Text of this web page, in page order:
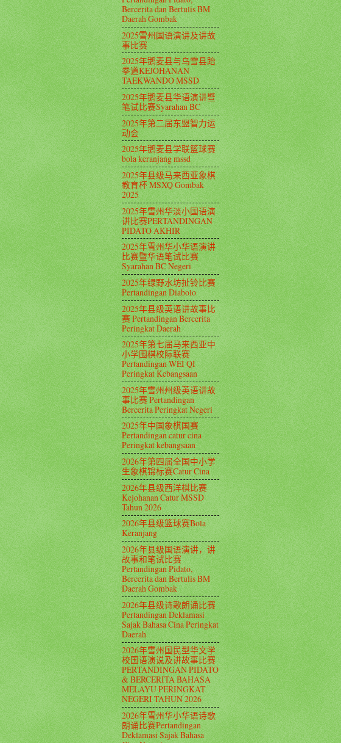
Bercerita dan Bertulis BM
Daerah Gombak
2025雪州国语演讲及讲故
事比赛
2025年鹅麦县与乌雪县跆
拳道KEJOHANAN
TAEKWANDO MSSD
2025年鹅麦县华语演讲暨
笔试比赛Syarahan BC
2025年第二届东盟智力运
动会
2025年鹅麦县学联篮球赛
bola keranjang mssd
2025年县级马来西亚象棋
教育杯 MSXQ Gombak
2025
2025年雪州华淡小国语演
讲比赛PERTANDINGAN
PIDATO AKHIR
2025年雪州华小华语演讲
比赛暨华语笔试比赛
Syarahan BC Negeri
2025年绿野水坊扯铃比赛
Pertandingan Diabolo
2025年县级英语讲故事比
赛 Pertandingan Bercerita
Peringkat Daerah
2025年第七届马来西亚中
小学围棋校际联赛
Pertandingan WEI QI
Peringkat Kebangsaan
2025年雪州州级英语讲故
事比赛 Pertandingan
Bercerita Peringkat Negeri
2025年中国象棋国赛
Pertandingan catur cina
Peringkat kebangsaan
2026年第四届全国中小学
生象棋锦标赛Catur Cina
2026年县级西洋棋比赛
Kejohanan Catur MSSD
Tahun 2026
2026年县级篮球赛Bola
Keranjang
2026年县级国语演讲，讲
故事和笔试比赛
Pertandingan Pidato,
Bercerita dan Bertulis BM
Daerah Gombak
2026年县级诗歌朗诵比赛
Pertandingan Deklamasi
Sajak Bahasa Cina Peringkat
Daerah
2026年雪州国民型华文学
校国语演说及讲故事比赛
PERTANDINGAN PIDATO
& BERCERITA BAHASA
MELAYU PERINGKAT
NEGERI TAHUN 2026
2026年雪州华小华语诗歌
朗诵比赛Pertandingan
Deklamasi Sajak Bahasa